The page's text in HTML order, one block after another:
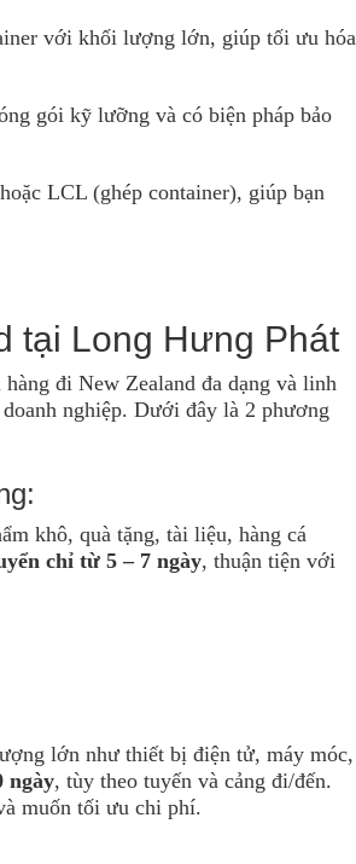
với khối lượng lớn, giúp tối ưu hóa
gói kỹ lưỡng và có biện pháp bảo
LCL (ghép container), giúp bạn
tại Long Hưng Phát
đi New Zealand đa dạng và linh
nghiệp. Dưới đây là 2 phương
khô, quà tặng, tài liệu, hàng cá
chỉ từ 5 – 7 ngày, thuận tiện với
lớn như thiết bị điện tử, máy móc,
ngày, tùy theo tuyến và cảng đi/đến.
muốn tối ưu chi phí.